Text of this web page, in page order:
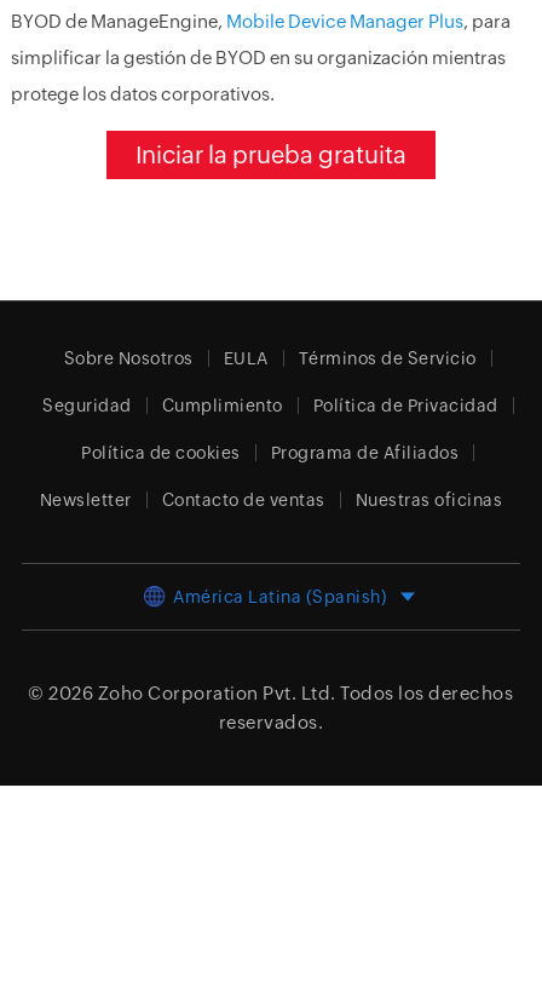
BYOD de ManageEngine, Mobile Device Manager Plus, para
simplificar la gestión de BYOD en su organización mientras
protege los datos corporativos.
Iniciar la prueba gratuita
Sobre Nosotros EULA Términos de Servicio
Seguridad Cumplimiento Política de Privacidad
Política de cookies Programa de Afiliados
Newsletter Contacto de ventas Nuestras oficinas
América Latina (Spanish)
© 2026 Zoho Corporation Pvt. Ltd. Todos los derechos
reservados.